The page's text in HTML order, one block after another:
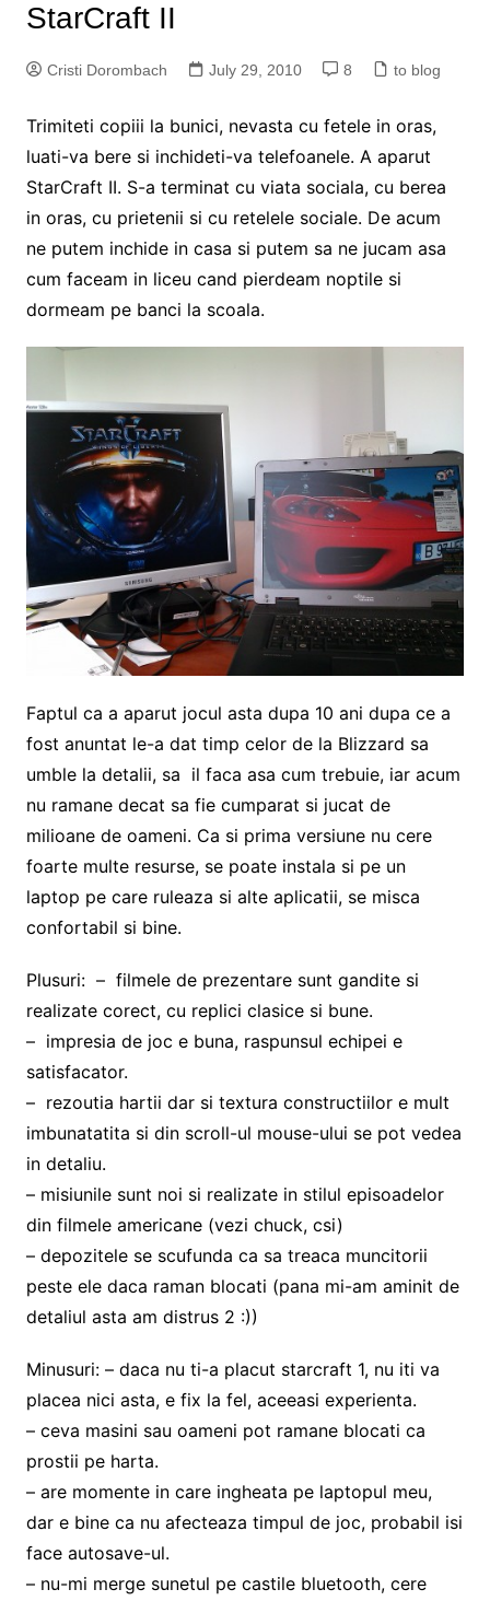
StarCraft II
Cristi Dorombach July 29, 2010 8 to blog
Trimiteti copiii la bunici, nevasta cu fetele in oras,
luati-va bere si inchideti-va telefoanele. A aparut
StarCraft II. S-a terminat cu viata sociala, cu berea
in oras, cu prietenii si cu retelele sociale. De acum
ne putem inchide in casa si putem sa ne jucam asa
cum faceam in liceu cand pierdeam noptile si
dormeam pe banci la scoala.
Faptul ca a aparut jocul asta dupa 10 ani dupa ce a
fost anuntat le-a dat timp celor de la Blizzard sa
umble la detalii, sa il faca asa cum trebuie, iar acum
nu ramane decat sa fie cumparat si jucat de
milioane de oameni. Ca si prima versiune nu cere
foarte multe resurse, se poate instala si pe un
laptop pe care ruleaza si alte aplicatii, se misca
confortabil si bine.
Plusuri: – filmele de prezentare sunt gandite si
realizate corect, cu replici clasice si bune.
– impresia de joc e buna, raspunsul echipei e
satisfacator.
– rezoutia hartii dar si textura constructiilor e mult
imbunatatita si din scroll-ul mouse-ului se pot vedea
in detaliu.
– misiunile sunt noi si realizate in stilul episoadelor
din filmele americane (vezi chuck, csi)
– depozitele se scufunda ca sa treaca muncitorii
peste ele daca raman blocati (pana mi-am aminit de
detaliul asta am distrus 2 :))
Minusuri: – daca nu ti-a placut starcraft 1, nu iti va
placea nici asta, e fix la fel, aceeasi experienta.
– ceva masini sau oameni pot ramane blocati ca
prostii pe harta.
– are momente in care ingheata pe laptopul meu,
dar e bine ca nu afecteaza timpul de joc, probabil isi
face autosave-ul.
– nu-mi merge sunetul pe castile bluetooth, cere